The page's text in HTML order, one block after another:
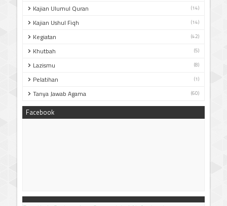
Kajian Ulumul Quran (14)
Kajian Ushul Fiqh (14)
Kegiatan (42)
Khutbah (5)
Lazismu (8)
Pelatihan (1)
Tanya Jawab Agama (60)
Facebook